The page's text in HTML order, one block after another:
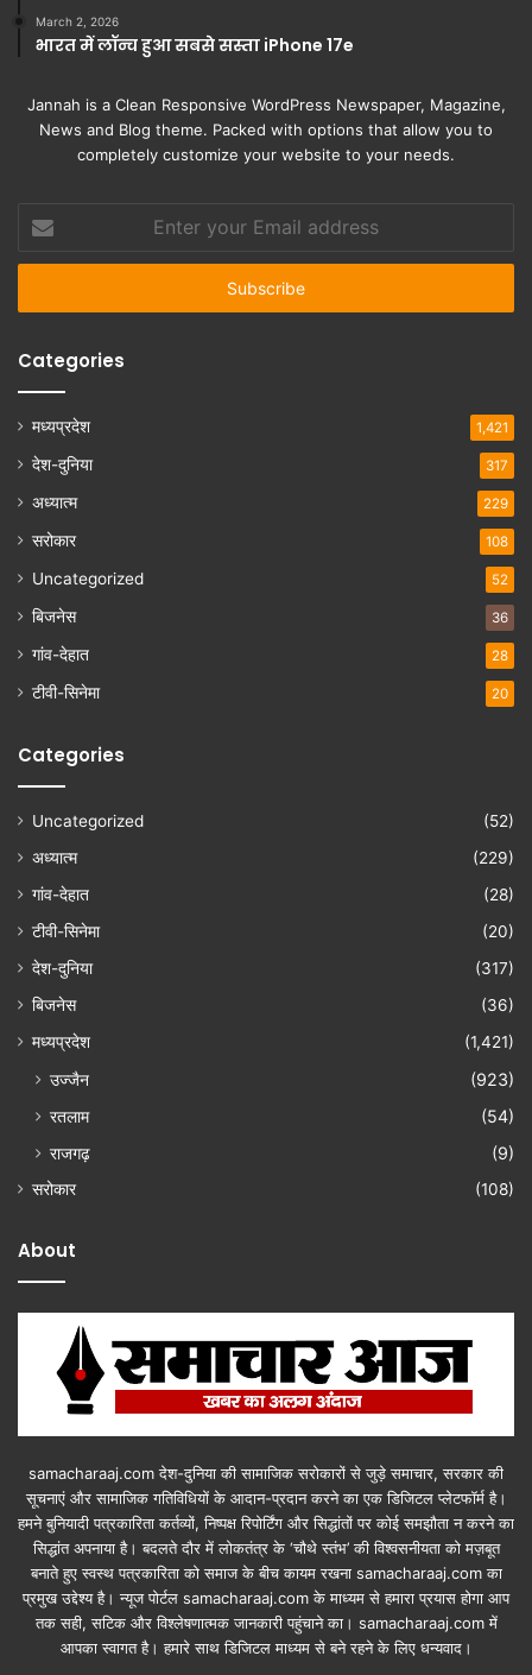
March 2, 2026
भारत में लॉन्च हुआ सबसे सस्ता iPhone 17e
Jannah is a Clean Responsive WordPress Newspaper, Magazine,
News and Blog theme. Packed with options that allow you to
completely customize your website to your needs.
your
Email
Categories
मध्यप्रदेश 1,421
देश-दुनिया 317
अध्यात्म 229
सरोकार 108
Uncategorized 52
बिजनेस 36
गांव-देहात 28
टीवी-सिनेमा 20
Categories
Uncategorized
(52)
अध्यात्म
(229)
गांव-देहात
(28)
टीवी-सिनेमा
(20)
देश-दुनिया
(317)
बिजनेस
(36)
मध्यप्रदेश
(1,421)
उज्जैन
(923)
रतलाम
(54)
राजगढ़
(9)
सरोकार (108)
About
samacharaaj.com देश-दुनिया की सामाजिक सरोकारों से जुड़े समाचार, सरकार की
सूचनाएं और सामाजिक गतिविधियाें के आदान-प्रदान करने का एक डिजिटल प्लेटफॉर्म है।
हमने बुनियादी पत्रकारिता कर्तव्यों, निष्पक्ष रिपोर्टिंग और सिद्धांतों पर कोई समझौता न करने का
सिद्धांत अपनाया है। बदलते दौर में लोकतंत्र के ‘चौथे स्तंभ’ की विश्वसनीयता को मज़बूत
बनाते हुए स्वस्थ पत्रकारिता को समाज के बीच कायम रखना samacharaaj.com का
प्रमुख उद्देश्य है। न्यूज पोर्टल samacharaaj.com के माध्यम से हमारा प्रयास होगा आप
तक सही, सटिक और विश्लेषणात्मक जानकारी पहुंचाने का। samacharaaj.com में
आपका स्‍वागत है। हमारे साथ डिजिटल माध्‍यम से बने रहने के लिए धन्‍यवाद।